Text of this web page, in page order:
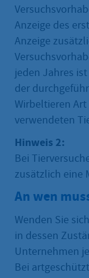
Anzeige des
Anzeige
jeden Jahres
der
Wirbeltieren
verwendeten
Hinweis 2:
Bei
zusätzlich eine
An wen
Wenden Sie
in dessen
Unternehmen
Bei